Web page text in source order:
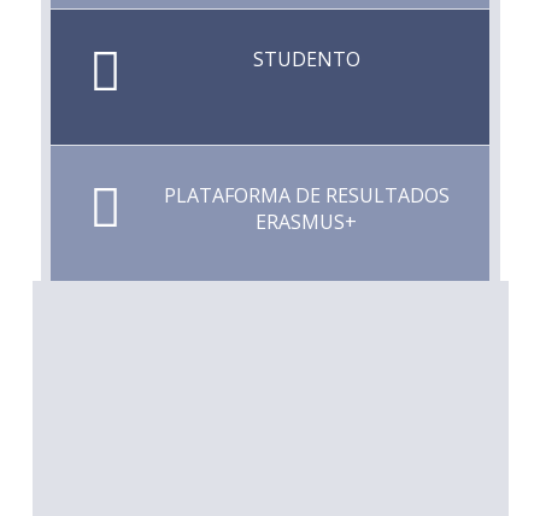
STUDENTO
PLATAFORMA DE RESULTADOS
ERASMUS+